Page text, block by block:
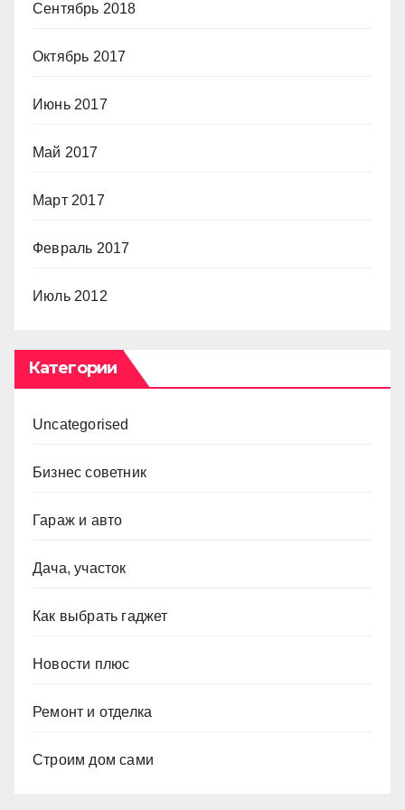
Сентябрь 2018
Октябрь 2017
Июнь 2017
Май 2017
Март 2017
Февраль 2017
Июль 2012
Категории
Uncategorised
Бизнес советник
Гараж и авто
Дача, участок
Как выбрать гаджет
Новости плюс
Ремонт и отделка
Строим дом сами